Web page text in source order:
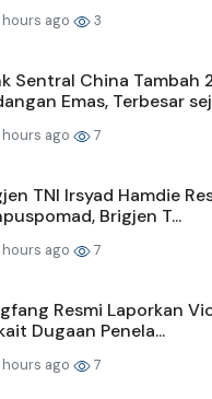
hours ago 3
Sentral China Tambah
Emas, Terbesar
hours ago 7
TNI Irsyad Hamdie
Brigjen T...
hours ago 7
Resmi Laporkan
Dugaan Penela...
hours ago 7